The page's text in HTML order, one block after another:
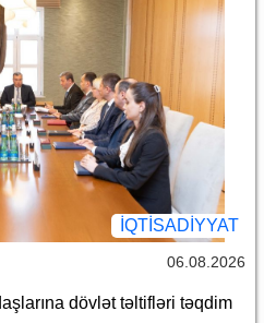
İQTİSADİYYAT
06.08.2026
dövlət təltifləri təqdim